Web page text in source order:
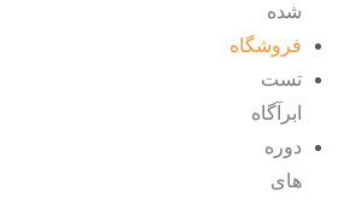
شده
فروشگاه
تست
ابرآگاه
دوره
های